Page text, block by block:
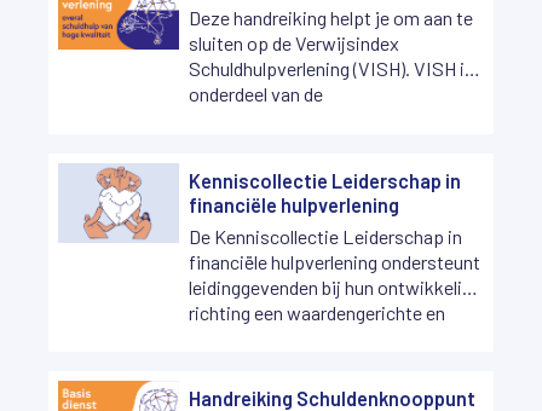
Deze handreiking helpt je om aan te
sluiten op de Verwijsindex
Schuldhulpverlening (VISH). VISH is
onderdeel van de
heel Nederland gelijk te trekken.
VISH is voor iedere gemeente gratis
beschikbaar en draagt bij aan
schuldenrust voor hulpvragers.
Kenniscollectie Leiderschap in
financiële hulpverlening
De Kenniscollectie Leiderschap in
financiële hulpverlening ondersteunt
leidinggevenden bij hun ontwikkeling
richting een waardengerichte en
Handreiking Schuldenknooppunt